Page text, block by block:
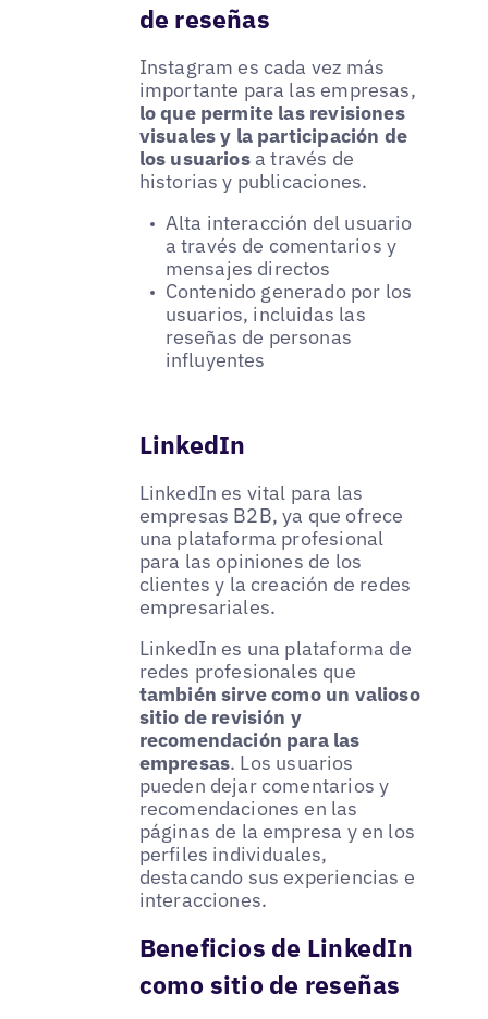
de reseñas
Instagram es cada vez más
importante para las empresas,
lo que permite las revisiones
visuales y la participación de
los usuariosa través de
historias y publicaciones.
Alta interacción del usuario
a través de comentarios y
mensajes directos
Contenido generado por los
usuarios, incluidas las
reseñas de personas
influyentes
LinkedIn
LinkedIn es vital para las
empresas B2B, ya que ofrece
una plataforma profesional
para las opiniones de los
clientes y la creación de redes
empresariales.
LinkedIn es una plataforma de
redes profesionales que
también sirve como un valioso
sitio de revisión y
recomendación para las
empresas. Los usuarios
pueden dejar comentarios y
recomendaciones en las
páginas de la empresa y en los
perfiles individuales,
destacando sus experiencias e
interacciones.
Beneficios de LinkedIn
como sitio de reseñas